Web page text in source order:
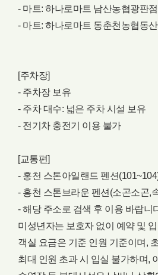
- 마트: 하나로마트 남산농협광판
- 마트: 하나로마트 동춘천농협동
[주차장]
- 주차장 보유
- 주차 대수: 넓은 주차 시설 보유
- 전기차 충전기 이용 불가
[교통편]
- 홍천 스톤아일랜드 펜션
- 홍천 스톤브라운 펜션(소곤소곤,
- 해당 주소로 검색 후 이용 바랍니
미성년자는 보호자 없이 예약 및
객실 요금은 기준 인원 기준이며,
최대 인원 초과 시 입실 불가하며,